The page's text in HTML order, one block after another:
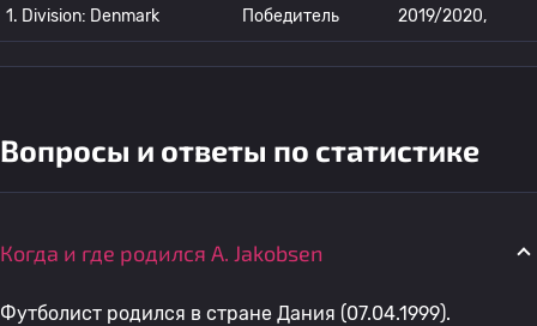
1. Division: Denmark Победитель 2019/2020,
Вопросы и ответы по статистике
Когда и где родился A. Jakobsen
Футболист родился в стране Дания (07.04.1999).